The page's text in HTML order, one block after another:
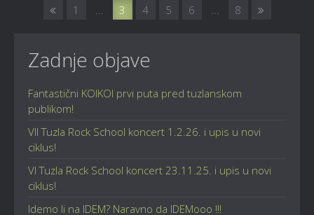
1 ... 3 4 5 6 ... 8
Zadnje objave
Fantastični KOIKOI prvi puta pred tuzlanskom
publikom!
VII Tuzla Rock School koncert 1.2.26. i upis u novi
ciklus!
VI Tuzla Rock School koncert 23.11.25. i upis u novi
ciklus!
Idemo li na IDEM? Naravno da IDEMooo !!!